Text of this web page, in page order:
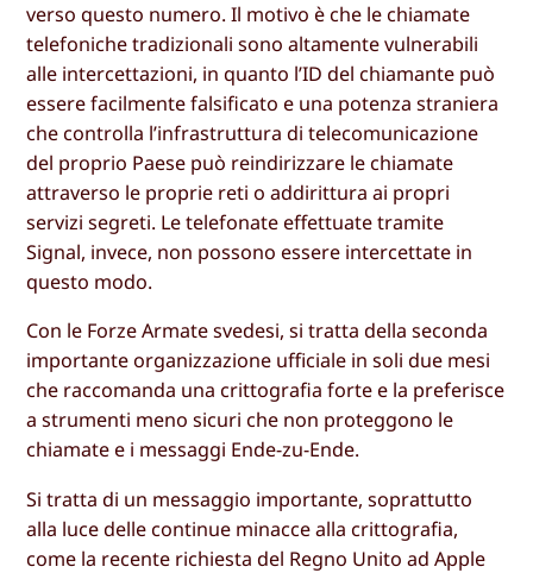
verso questo numero. Il motivo è che le chiamate
telefoniche tradizionali sono altamente vulnerabili
alle intercettazioni, in quanto l’ID del chiamante può
essere facilmente falsificato e una potenza straniera
che controlla l’infrastruttura di telecomunicazione
del proprio Paese può reindirizzare le chiamate
attraverso le proprie reti o addirittura ai propri
servizi segreti. Le telefonate effettuate tramite
Signal, invece, non possono essere intercettate in
questo modo.
Con le Forze Armate svedesi, si tratta della seconda
importante organizzazione ufficiale in soli due mesi
che raccomanda una crittografia forte e la preferisce
a strumenti meno sicuri che non proteggono le
chiamate e i messaggi Ende-zu-Ende.
Si tratta di un messaggio importante, soprattutto
alla luce delle continue minacce alla crittografia,
come la recente richiesta del Regno Unito ad Apple